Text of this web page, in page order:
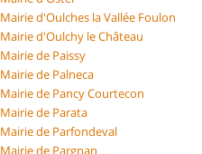
Mairie d'Oulches la Vallée Foulon
Mairie d'Oulchy le Château
Mairie de Paissy
Mairie de Palneca
Mairie de Pancy Courtecon
Mairie de Parata
Mairie de Parfondeval